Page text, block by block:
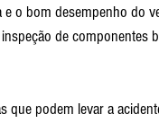
o bom desempenho do
de componentes
que podem levar a